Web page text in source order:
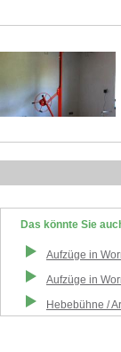
Das könnte Sie
Aufzüge in
Aufzüge in
Hebebühne /